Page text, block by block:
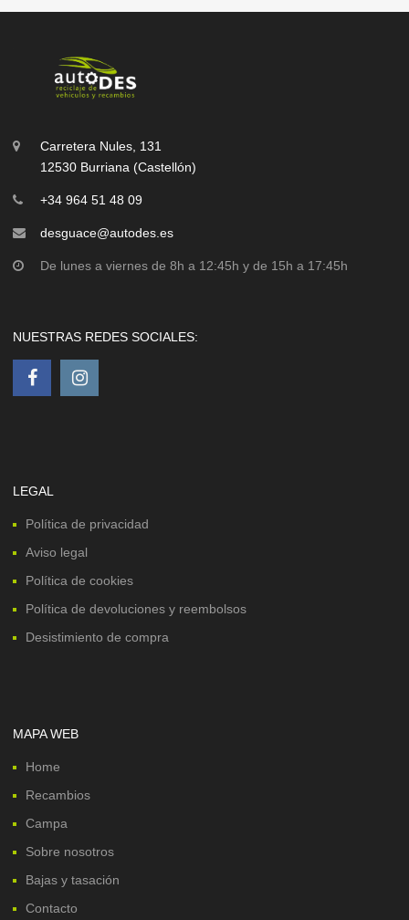
Carretera Nules, 131
12530 Burriana (Castellón)
+34 964 51 48 09
desguace@autodes.es
De lunes a viernes de 8h a 12:45h y de 15h a 17:45h
NUESTRAS REDES SOCIALES:
LEGAL
Política de privacidad
Aviso legal
Política de cookies
Política de devoluciones y reembolsos
Desistimiento de compra
MAPA WEB
Home
Recambios
Campa
Sobre nosotros
Bajas y tasación
Contacto